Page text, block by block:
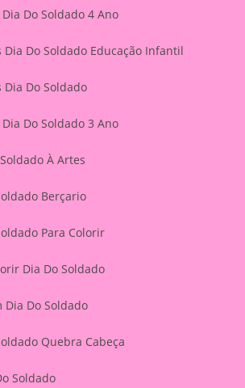
Do Soldado 4 Ano
Do Soldado Educação Infantil
Do Soldado
Do Soldado 3 Ano
À Artes
Berçario
Para Colorir
Dia Do Soldado
Dia Do Soldado
Quebra Cabeça
Soldado